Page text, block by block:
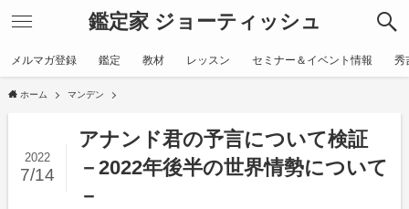
鑑定家 ジョーティッシュ
メルマガ登録 鑑定 教材 レッスン セミナー＆イベント情報 秀
ホーム マンデン
アナンド君の予言について検証
－2022年後半の世界情勢について
－
2022
7/14